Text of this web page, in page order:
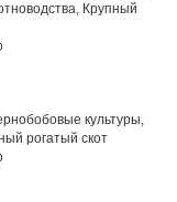
Крупный
культуры,
рогатый скот